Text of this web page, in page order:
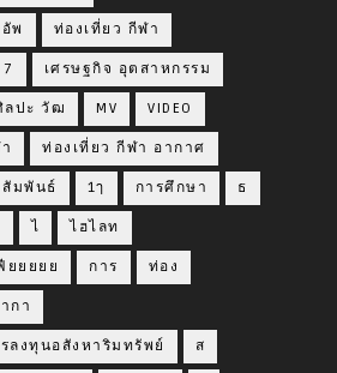
พ ท่องเที่ยว กีฬา
7 เศรษฐกิจ อุตสาหกรรม
ลปะ วัฒ MV VIDEO
ท่องเที่ยว กีฬา อากาศ
สัมพันธ์ 1ๅ การศึกษา ธ
ไ ไฮไลท
ยยยยย การ ท่อง
กา
ลงทุนอสังหาริมทรัพย์ ส